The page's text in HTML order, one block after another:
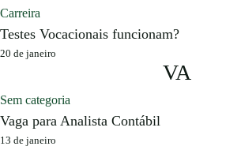
Carreira
Testes Vocacionais funcionam?
20 de janeiro
VA
Sem categoria
Vaga para Analista Contábil
13 de janeiro